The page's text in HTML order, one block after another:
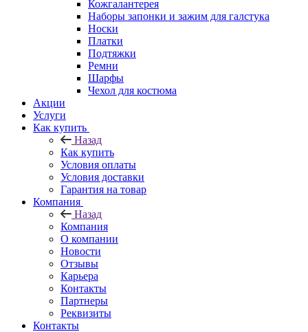
Кожгалантерея
Наборы запонки и зажим для галстука
Носки
Платки
Подтяжки
Ремни
Шарфы
Чехол для костюма
Акции
Услуги
Как купить
Назад
Как купить
Условия оплаты
Условия доставки
Гарантия на товар
Компания
Назад
Компания
О компании
Новости
Отзывы
Карьера
Контакты
Партнеры
Реквизиты
Контакты